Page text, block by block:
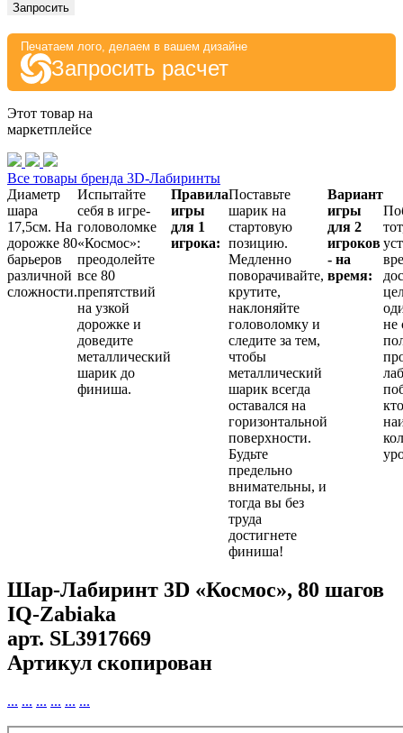
Запросить
Печатаем лого, делаем в вашем дизайне
Запросить расчет
Этот товар на
маркетплейсе
Все товары бренда 3D-Лабиринты
Диаметр
шара
17,5см. На
дорожке 80
барьеров
различной
сложности.
Испытайте
себя в игре-
головоломке
«Космос»:
преодолейте
все 80
препятствий
на узкой
дорожке и
доведите
металлический
шарик до
финиша.
Правила
игры
для 1
игрока:
Поставьте
шарик на
стартовую
позицию.
Медленно
поворачивайте,
крутите,
наклоняйте
головоломку и
следите за тем,
чтобы
металлический
шарик всегда
оставался на
горизонтальной
поверхности.
Будьте
предельно
внимательны, и
тогда вы без
труда
достигнете
финиша!
Вариант
игры
для 2
игроков
- на
время:
не
Шар-Лабиринт 3D «Космос», 80 шагов
IQ-Zabiaka
арт. SL3917669
Артикул скопирован
... ... ... ... ... ...